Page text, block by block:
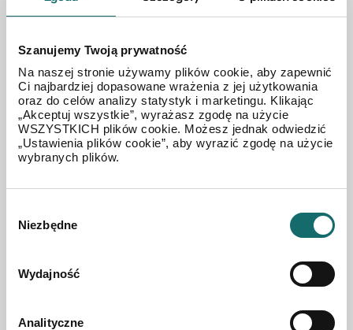
Szanujemy Twoją prywatność
Na naszej stronie używamy plików cookie, aby zapewnić
Ci najbardziej dopasowane wrażenia z jej użytkowania
oraz do celów analizy statystyk i marketingu. Klikając
„Akceptuj wszystkie”, wyrażasz zgodę na użycie
WSZYSTKICH plików cookie. Możesz jednak odwiedzić
„Ustawienia plików cookie”, aby wyrazić zgodę na użycie
wybranych plików.
zgody
Niezbędne
Wydajność
Analityczne
DOM NA SPRZEDAŻ
Chełm |
193 000 PLN